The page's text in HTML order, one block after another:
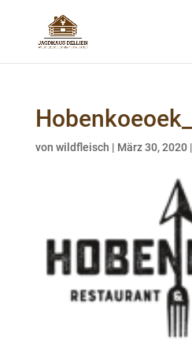
von wildfleisch | März 30, 2020|